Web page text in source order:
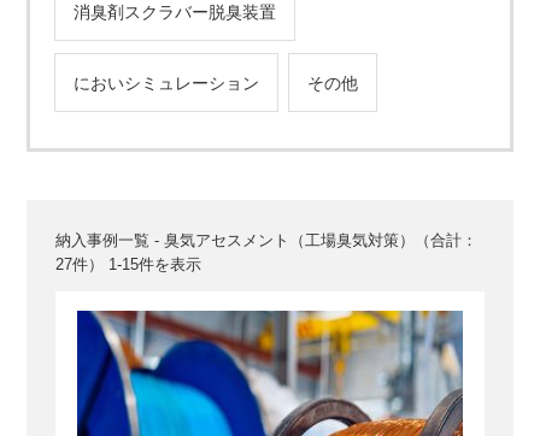
消臭剤スクラバー脱臭装置
においシミュレーション その他
納入事例一覧 - 臭気アセスメント（工場臭気対策）（合計：
27件） 1-15件を表示